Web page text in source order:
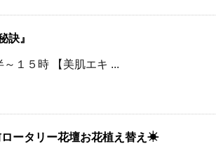
訣』
１５時 【美肌エキ ...
ータリー花壇お花植え替え☀